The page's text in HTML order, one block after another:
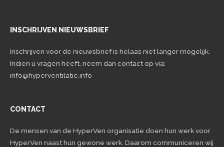
INSCHRIJVEN NIEUWSBRIEF
Inschrijven voor de nieuwsbrief is helaas niet langer mogelijk.
Indien u vragen heeft, neem dan contact op via:
info@hyperventilatie.info
CONTACT
De mensen van de HyperVen organisatie doen hun werk voor
HyperVen naast hun gewone werk. Daarom communiceren wij